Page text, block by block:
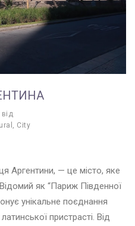
, City
Аргентини, — це місто, яке
як “Париж Південної
унікальне поєднання
пристрасті. Від